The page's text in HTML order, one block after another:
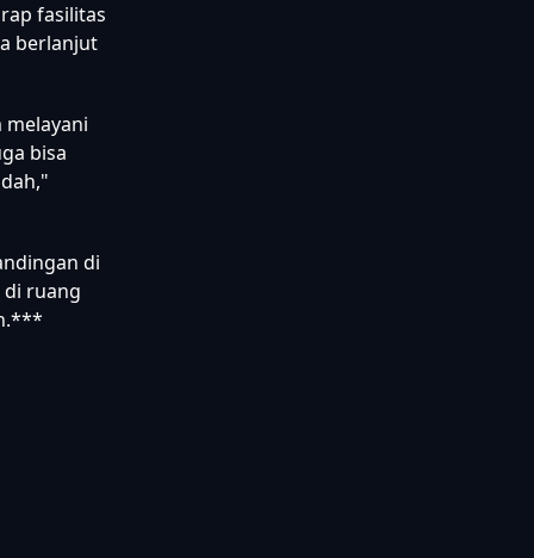
fasilitas
berlanjut
bisa
di
ruang